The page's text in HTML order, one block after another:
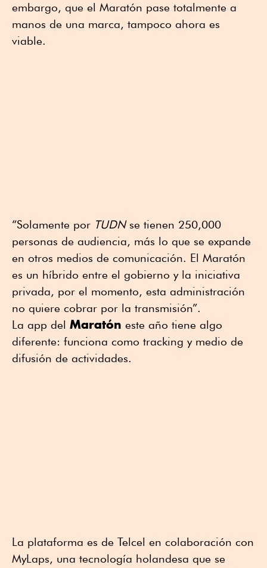
embargo, que el Maratón pase totalmente a
manos de una marca, tampoco ahora es
viable.
“Solamente por TUDNse tienen 250,000
personas de audiencia, más lo que se expande
en otros medios de comunicación. El Maratón
es un híbrido entre el gobierno y la iniciativa
privada, por el momento, esta administración
no quiere cobrar por la transmisión”.
La app del Maratón este año tiene algo
diferente: funciona como tracking y medio de
difusión de actividades.
La plataforma es de Telcel en colaboración con
MyLaps, una tecnología holandesa que se